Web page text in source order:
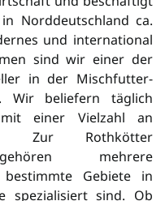
Norddeutschland ca.
und international
sind wir einer der
in der Misch­futter-
Wir beliefern täglich
einer Vielzahl an
Zur Rothkötter
mehrere
Gebiete in
spezialisiert sind. Ob